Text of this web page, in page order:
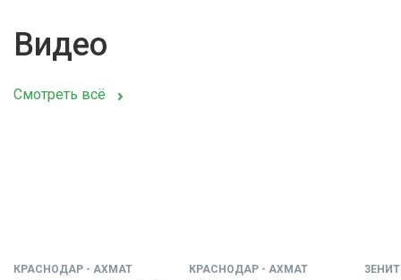
Видео
Смотреть всё
КРАСНОДАР - АХМАТ КРАСНОДАР - АХМАТ